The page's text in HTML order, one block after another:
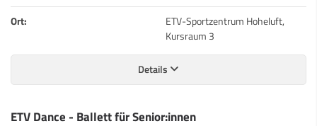
Ort:
ETV-Sportzentrum Hoheluft,
Kursraum 3
Details
ETV Dance - Ballett für Senior:innen